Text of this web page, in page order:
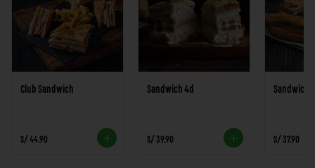
Club Sandwich
S/ 44.90
Sandwich 4d
S/ 39.90
Sandwich
S/ 37.90